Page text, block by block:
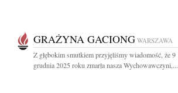
GRAŻYNA GACIONG WARSZAWA
Z głębokim smutkiem przyjęliśmy wiadomość, że 9
grudnia 2025 roku zmarła nasza Wychowawczyni,...